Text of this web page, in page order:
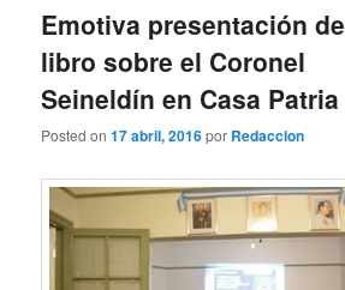
Emotiva presentación de
libro sobre el Coronel
Seineldín en Casa Patria
Posted on17 abril, 2016por Redaccion